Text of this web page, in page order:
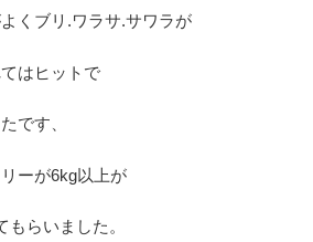
くブリ.ワラサ.サワラが
はヒットで
です、
ーが6kg以上が
らいました。